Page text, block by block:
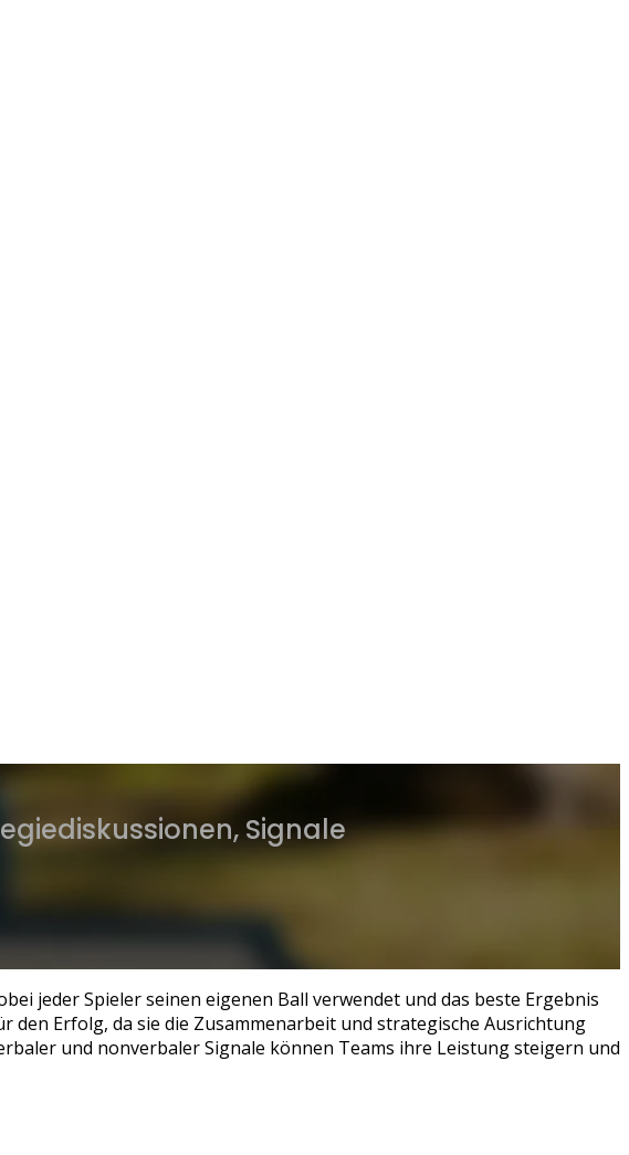
Signale
jeder Spieler seinen eigenen Ball verwendet und das beste Ergebnis
Erfolg, da sie die Zusammenarbeit und strategische Ausrichtung
und nonverbaler Signale können Teams ihre Leistung steigern und